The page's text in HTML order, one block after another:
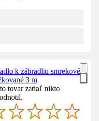
k zábradliu smrekové
3 m
tovar zatiaľ nikto